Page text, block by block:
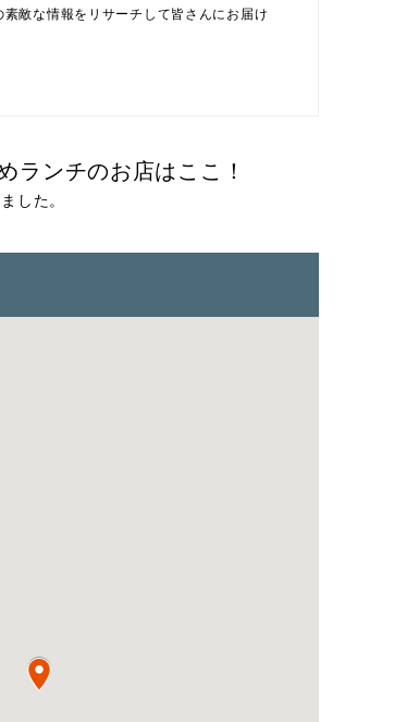
敵な情報をリサーチして皆さんにお届け
ランチのお店はここ！
した。